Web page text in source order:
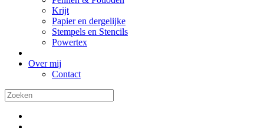
Krijt
Papier en dergelijke
Stempels en Stencils
Powertex
Over mij
Contact